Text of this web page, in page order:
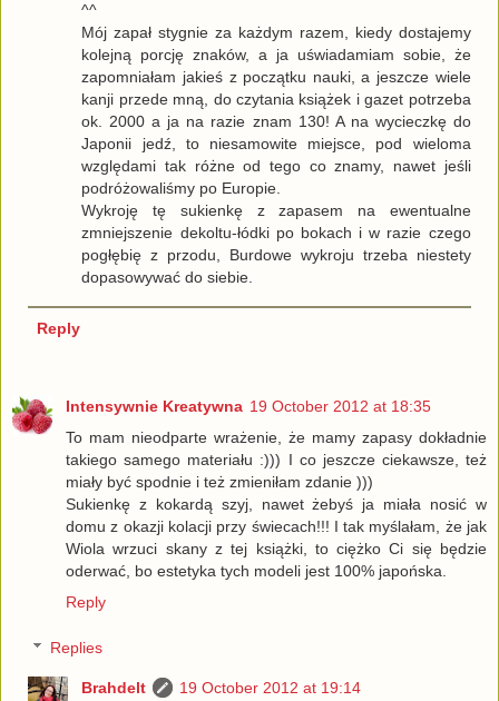
^^
Mój zapał stygnie za każdym razem, kiedy dostajemy
kolejną porcję znaków, a ja uświadamiam sobie, że
zapomniałam jakieś z początku nauki, a jeszcze wiele
kanji przede mną, do czytania książek i gazet potrzeba
ok. 2000 a ja na razie znam 130! A na wycieczkę do
Japonii jedź, to niesamowite miejsce, pod wieloma
względami tak różne od tego co znamy, nawet jeśli
podróżowaliśmy po Europie.
Wykroję tę sukienkę z zapasem na ewentualne
zmniejszenie dekoltu-łódki po bokach i w razie czego
pogłębię z przodu, Burdowe wykroju trzeba niestety
dopasowywać do siebie.
Reply
Intensywnie Kreatywna 19 October 2012 at 18:35
To mam nieodparte wrażenie, że mamy zapasy dokładnie
takiego samego materiału :))) I co jeszcze ciekawsze, też
miały być spodnie i też zmieniłam zdanie )))
Sukienkę z kokardą szyj, nawet żebyś ja miała nosić w
domu z okazji kolacji przy świecach!!! I tak myślałam, że jak
Wiola wrzuci skany z tej książki, to ciężko Ci się będzie
oderwać, bo estetyka tych modeli jest 100% japońska.
Reply
Replies
Brahdelt
19 October 2012 at 19:14